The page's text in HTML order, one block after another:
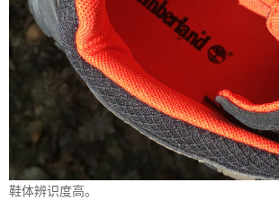
鞋体辨识度高。